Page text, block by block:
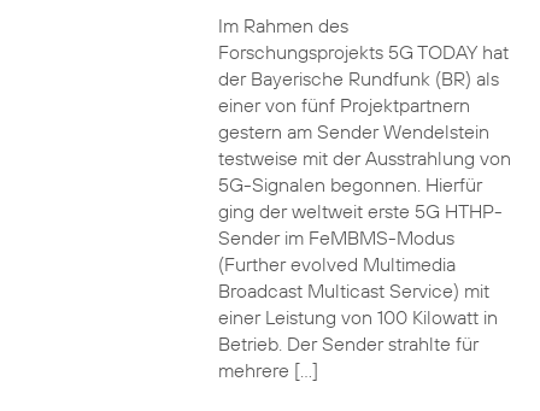
Im Rahmen des
Forschungsprojekts 5G TODAY hat
der Bayerische Rundfunk (BR) als
einer von fünf Projektpartnern
gestern am Sender Wendelstein
testweise mit der Ausstrahlung von
5G-Signalen begonnen. Hierfür
ging der weltweit erste 5G HTHP-
Sender im FeMBMS-Modus
(Further evolved Multimedia
Broadcast Multicast Service) mit
einer Leistung von 100 Kilowatt in
Betrieb. Der Sender strahlte für
mehrere […]